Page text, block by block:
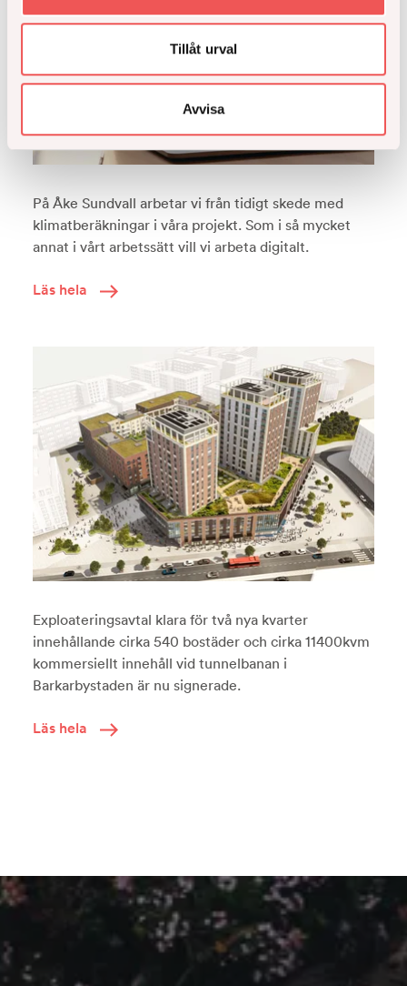
Tillåt urval
Avvisa
På Åke Sundvall arbetar vi från tidigt skede med
klimatberäkningar i våra projekt. Som i så mycket
annat i vårt arbetssätt vill vi arbeta digitalt.
Läs hela
Exploateringsavtal klara för två nya kvarter
innehållande cirka 540 bostäder och cirka 11400kvm
kommersiellt innehåll vid tunnelbanan i
Barkarbystaden är nu signerade.
Läs hela